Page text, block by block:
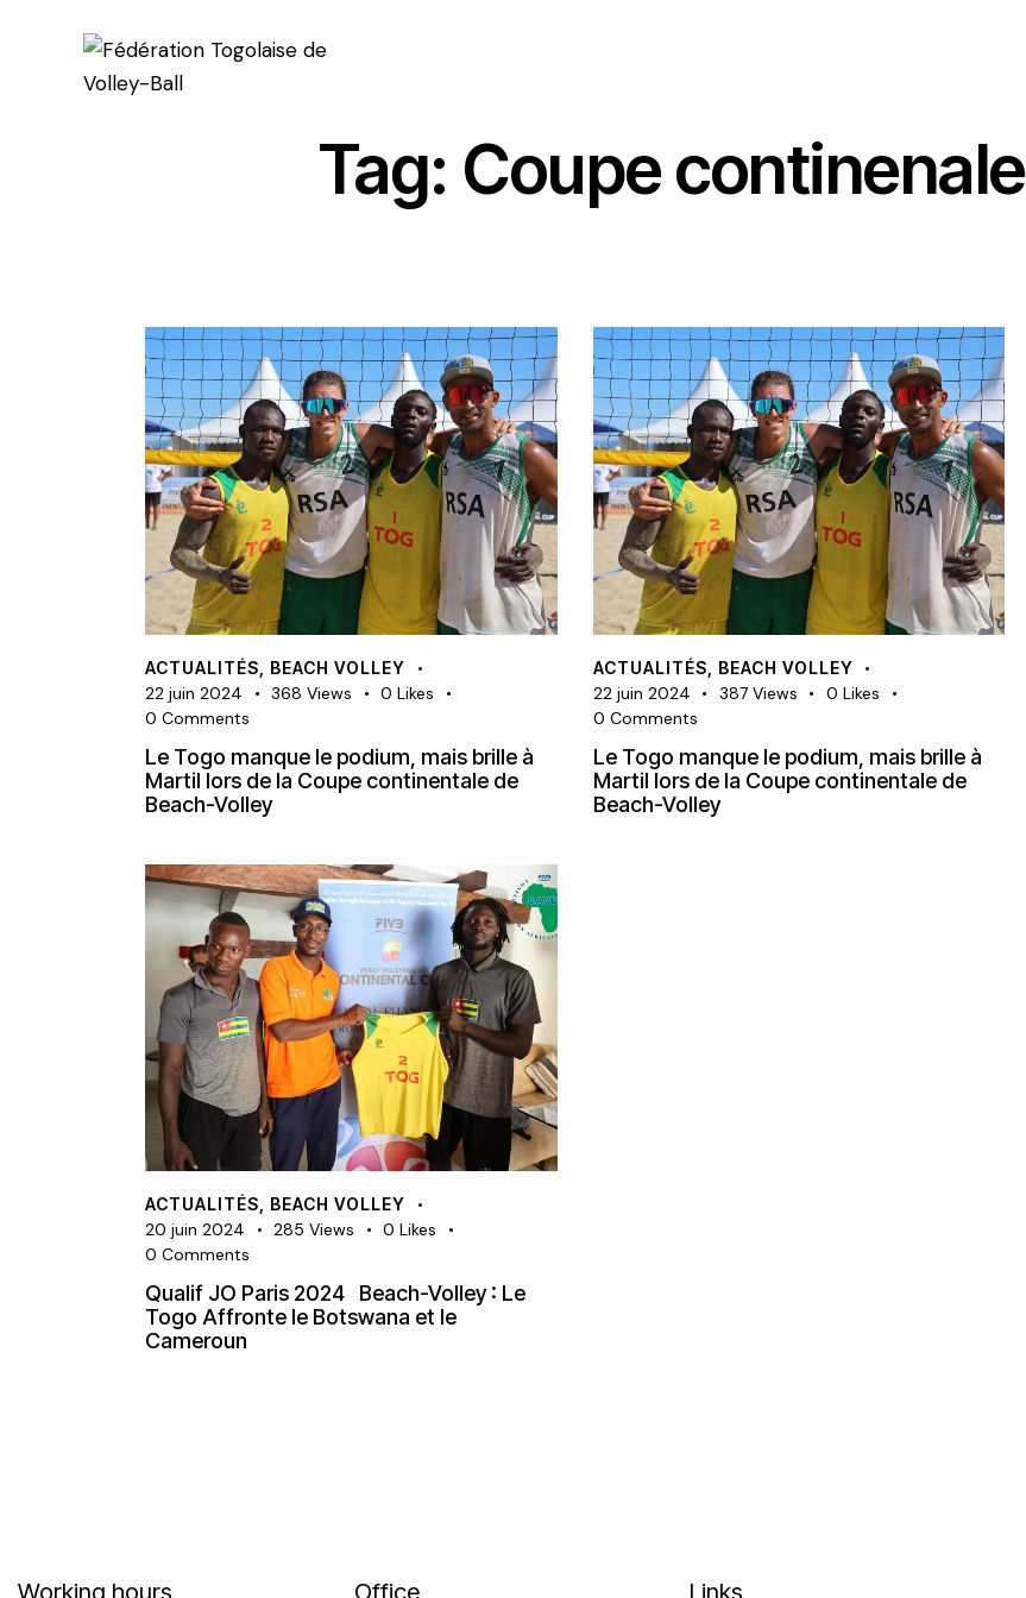
Tag: Coupe continenale
ACTUALITÉS BEACH VOLLEY
22 juin 2024 368 Views 0 Likes
0 Comments
Le Togo manque le podium, mais brille à
Martil lors de la Coupe continentale de
Beach-Volley
ACTUALITÉS BEACH VOLLEY
22 juin 2024 387 Views 0 Likes
0 Comments
Le Togo manque le podium, mais brille à
Martil lors de la Coupe continentale de
Beach-Volley
ACTUALITÉS BEACH VOLLEY
20 juin 2024 285 Views 0 Likes
0 Comments
Qualif JO Paris 2024 Beach-Volley : Le
Togo Affronte le Botswana et le
Cameroun
Working hours Office Links